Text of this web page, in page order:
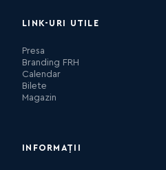
LINK-URI UTILE
Presa
Branding FRH
Calendar
Bilete
Magazin
INFORMAȚII